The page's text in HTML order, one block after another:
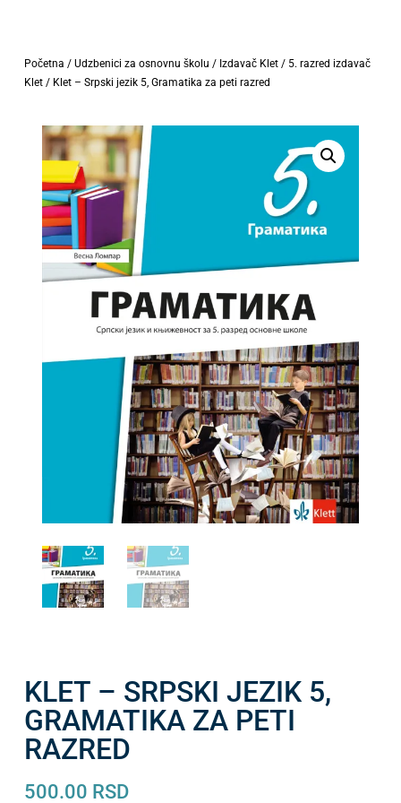
Početna / Udzbenici za osnovnu školu / Izdavač Klet/ 5. razred izdavač
Klet/ Klet – Srpski jezik 5, Gramatika za peti razred
KLET – SRPSKI JEZIK 5,
GRAMATIKA ZA PETI
RAZRED
500.00 RSD